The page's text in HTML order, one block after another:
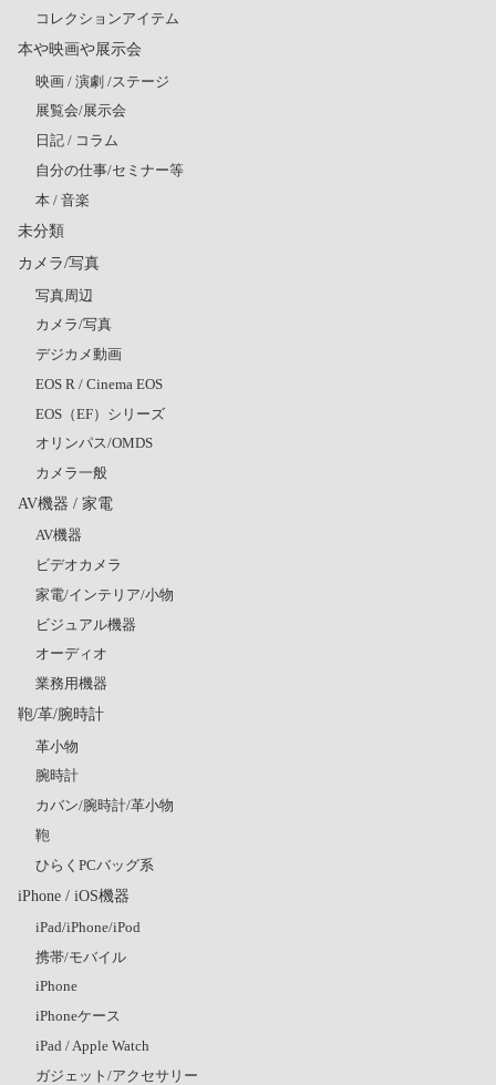
コレクションアイテム
本や映画や展示会
映画 / 演劇 /ステージ
展覧会/展示会
日記 / コラム
自分の仕事/セミナー等
本 / 音楽
未分類
カメラ/写真
写真周辺
カメラ/写真
デジカメ動画
EOS R / Cinema EOS
EOS（EF）シリーズ
オリンパス/OMDS
カメラ一般
AV機器 / 家電
AV機器
ビデオカメラ
家電/インテリア/小物
ビジュアル機器
オーディオ
業務用機器
鞄/革/腕時計
革小物
腕時計
カバン/腕時計/革小物
鞄
ひらくPCバッグ系
iPhone / iOS機器
iPad/iPhone/iPod
携帯/モバイル
iPhone
iPhoneケース
iPad / Apple Watch
ガジェット/アクセサリー